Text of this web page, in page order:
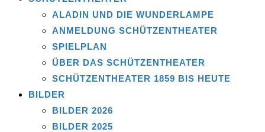
ALADIN UND DIE WUNDERLAMPE
ANMELDUNG SCHÜTZENTHEATER
SPIELPLAN
ÜBER DAS SCHÜTZENTHEATER
SCHÜTZENTHEATER 1859 BIS HEUTE
BILDER
BILDER 2026
BILDER 2025